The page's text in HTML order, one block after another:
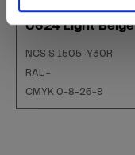
Interior | Uni
0624 Light Beige
NCS S 1505-Y30R
RAL -
CMYK 0-8-26-9